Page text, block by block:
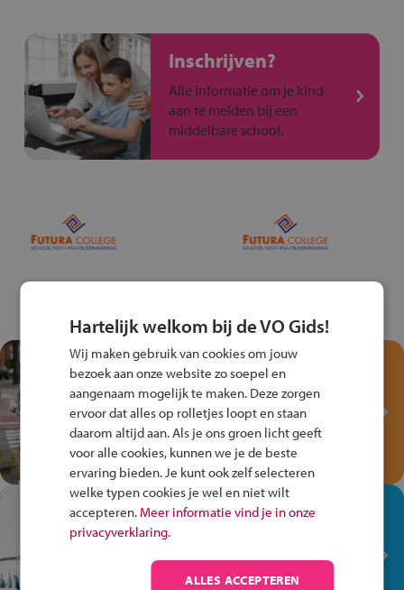
Inschrijven?
Alle informatie om je kind
aan te melden bij een
middelbare school.
Test je kennis met het
Fiets Veilig
Verkeersspel!
Speel het Fiets Veilig Verkeersspel
en win een Cortina-fiets!
In de winkel ben je op je
plek!
Ontdek via het vmbo jouw talent
op de winkelvloer, waar elke dag
Hartelijk welkom bij de VO Gids!
Wij maken gebruik van cookies om jouw
bezoek aan onze website zo soepel en
aangenaam mogelijk te maken. Deze zorgen
ervoor dat alles op rolletjes loopt en staan
daarom altijd aan. Als je ons groen licht geeft
voor alle cookies, kunnen we je de beste
ervaring bieden. Je kunt ook zelf selecteren
welke typen cookies je wel en niet wilt
accepteren. Meer informatie vind je in onze
privacyverklaring.
ALLES ACCEPTEREN